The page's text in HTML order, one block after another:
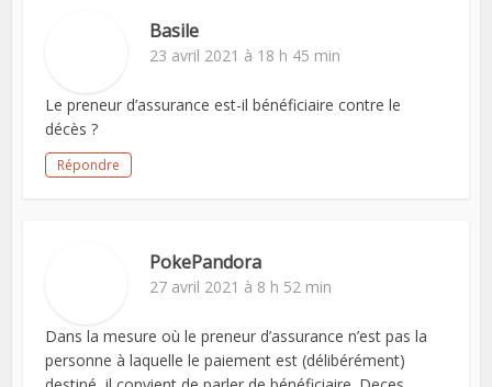
Basile
23 avril 2021 à 18 h 45 min
Le preneur d’assurance est-il bénéficiaire contre le
décès ?
Répondre
PokePandora
27 avril 2021 à 8 h 52 min
Dans la mesure où le preneur d’assurance n’est pas la
personne à laquelle le paiement est (délibérément)